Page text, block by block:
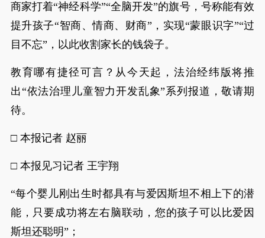
商家打着“神经科学”“全脑开发”的旗号，号称能有效
提升孩子“智商、情商、财商”，实现“蒙眼识字”“过
目不忘”，以此收割家长的钱袋子。
教育哪有捷径可言？从今天起，法治经纬版将推
出“依法治理儿童智力开发乱象”系列报道，敬请期
待。
□ 本报记者 赵丽
□ 本报见习记者 王宇翔
“每个婴儿刚出生时都具有与爱因斯坦不相上下的潜
能，只要成功将左右脑联动，您的孩子可以比爱因
斯坦还聪明”；